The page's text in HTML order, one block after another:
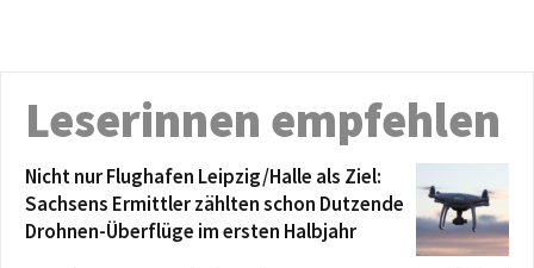
Leserinnen empfehlen
Nicht nur Flughafen Leipzig/Halle als Ziel:
Sachsens Ermittler zählten schon Dutzende
Drohnen-Überflüge im ersten Halbjahr